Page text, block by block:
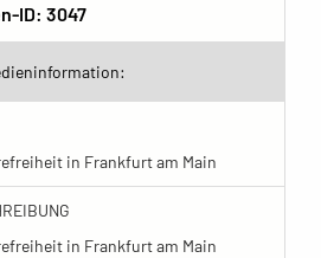
ID: 3047
in Frankfurt am Main
in Frankfurt am Main